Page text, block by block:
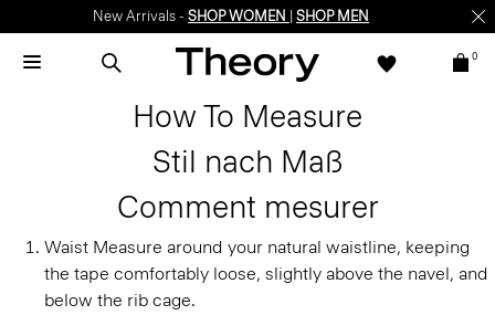
New Arrivals - SHOP WOMEN SHOP MEN
0
How To Measure
Stil nach Maß
Comment mesurer
Waist Measure around your natural waistline, keeping
the tape comfortably loose, slightly above the navel, and
below the rib cage.